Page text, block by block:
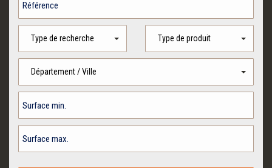
Type de recherche Type de produit
Département / Ville